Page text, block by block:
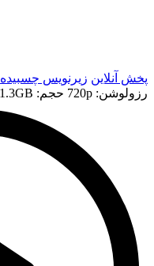
پخش آنلاین زیرنویس چسبیده
رزولوشن: 720p
حجم: 1.3GB